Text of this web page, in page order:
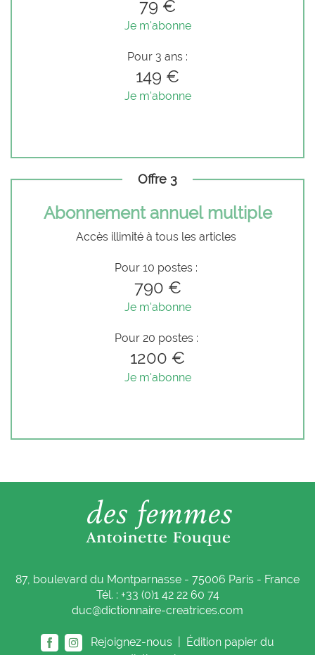
79 €
Je m'abonne
Pour 3 ans :
149 €
Je m'abonne
Offre 3
Abonnement annuel multiple
Accès illimité à tous les articles
Pour 10 postes :
790 €
Je m'abonne
Pour 20 postes :
1200 €
Je m'abonne
87, boulevard du Montparnasse - 75006 Paris - France
Tél. : +33 (0)1 42 22 60 74
duc@dictionnaire-creatrices.com
Rejoignez-nous |
Édition papier du